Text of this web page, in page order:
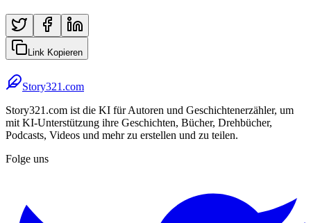
Link Kopieren
Story321.com
Story321.com ist die KI für Autoren und Geschichtenerzähler, um
mit KI-Unterstützung ihre Geschichten, Bücher, Drehbücher,
Podcasts, Videos und mehr zu erstellen und zu teilen.
Folge uns